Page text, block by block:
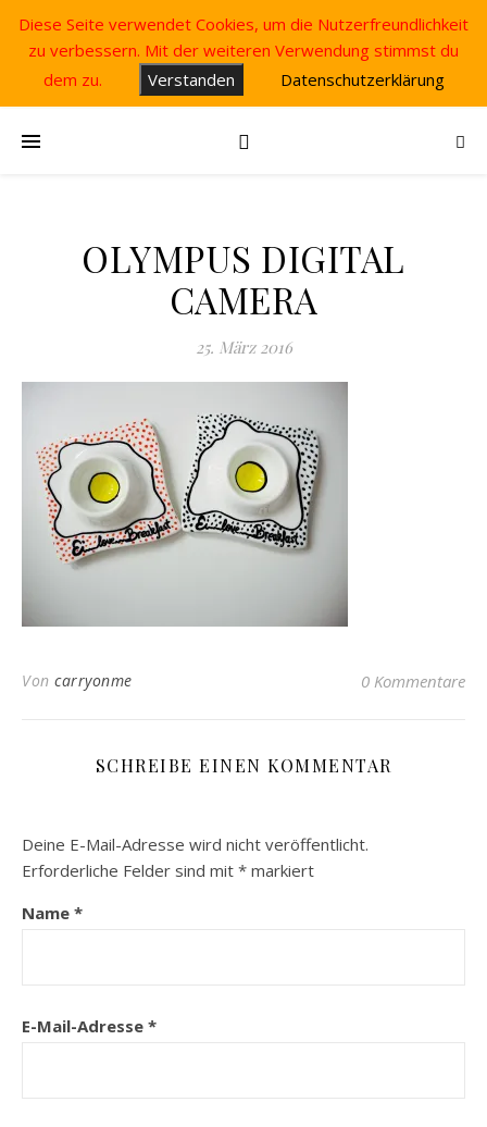
OLYMPUS DIGITAL
CAMERA
25. März 2016
Von carryonme 0 Kommentare
SCHREIBE EINEN KOMMENTAR
Deine E-Mail-Adresse wird nicht veröffentlicht.
Erforderliche Felder sind mit * markiert
Name *
E-Mail-Adresse *
Diese Seite verwendet Cookies, um die Nutzerfreundlichkeit
zu verbessern. Mit der weiteren Verwendung stimmst du
dem zu.
Verstanden Datenschutzerklärung